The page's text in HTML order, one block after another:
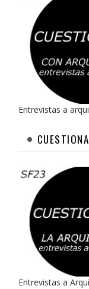
Entrevistas a
Entrevistas a